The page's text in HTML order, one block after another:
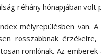
néhány hónapjában volt
mélyrepülésben van.
rosszabbnak
romlónak. Az